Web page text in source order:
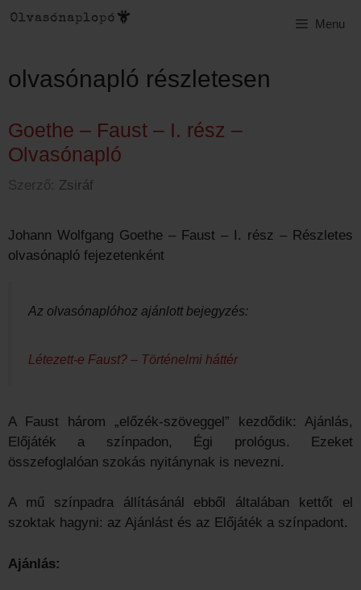
Kilépés
Menu
olvasónapló részletesen
Goethe – Faust – I. rész –
Olvasónapló
Szerző: Zsiráf
Johann Wolfgang Goethe – Faust – I. rész – Részletes
olvasónapló fejezetenként
Az olvasónaplóhoz ajánlott bejegyzés:
Létezett-e Faust? – Történelmi háttér
A Faust három „előzék-szöveggel” kezdődik: Ajánlás,
Előjáték a színpadon, Égi prológus. Ezeket
összefoglalóan szokás nyitánynak is nevezni.
A mű színpadra állításánál ebből általában kettőt el
szoktak hagyni: az Ajánlást és az Előjáték a színpadont.
Ajánlás: